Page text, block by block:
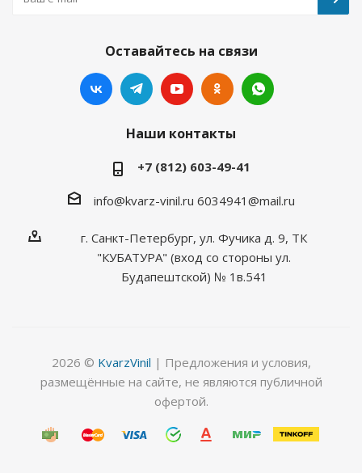
Оставайтесь на связи
Наши контакты
+7 (812) 603-49-41
info@kvarz-vinil.ru 6034941@mail.ru
г. Санкт-Петербург, ул. Фучика д. 9, ТК
"КУБАТУРА" (вход со стороны ул.
Будапештской) № 1в.541
2026 © KvarzVinil | Предложения и условия,
размещённые на сайте, не являются публичной
офертой.